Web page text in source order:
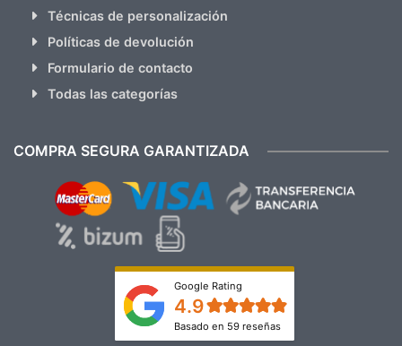
Técnicas de personalización
Políticas de devolución
Formulario de contacto
Todas las categorías
COMPRA SEGURA GARANTIZADA
Google Rating
4.9
Basado en 59 reseñas